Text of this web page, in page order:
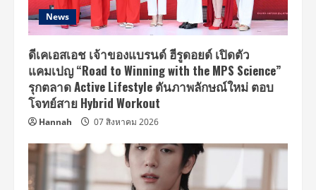
News
ดีเคเอสเอช เจ้าของแบรนด์ ฮีรูดอยด์ เปิดตัว
แคมเปญ “Road to Winning with the MPS Science”
รุกตลาด Active Lifestyle ดันภาพลักษณ์ใหม่ ตอบ
โจทย์สาย Hybrid Workout
Hannah 07 สิงหาคม 2026